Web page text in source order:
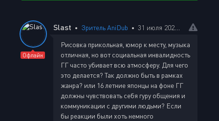
Офлайн
Slast Зритель AniDub 31 июля 2023 14:28
Рисовка прикольная, юмор к месту, музыка
отличная, но вот социальная инвалидность
ГГ часто убивает всю атмосферу. Для чего
это делается? Так должно быть в рамках
жанра? или 16 летние японцы на фоне ГГ
должны чувствовать себя гуру общения и
коммуникации с другими людьми? Если
бы реакции были хоть немного